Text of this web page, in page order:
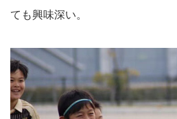
ても興味深い。